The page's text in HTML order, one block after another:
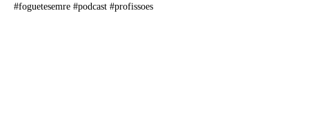
#foguetesemre #podcast #profissoes